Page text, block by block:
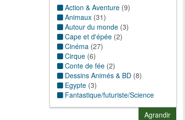
Action & Aventure (9)
Animaux (31)
Autour du monde (3)
Cape et d'épée (2)
Cinéma (27)
Cirque (6)
Conte de fée (2)
Dessins Animés & BD (8)
Egypte (3)
Fantastique/futuriste/Science
fiction(12)
Agrandir